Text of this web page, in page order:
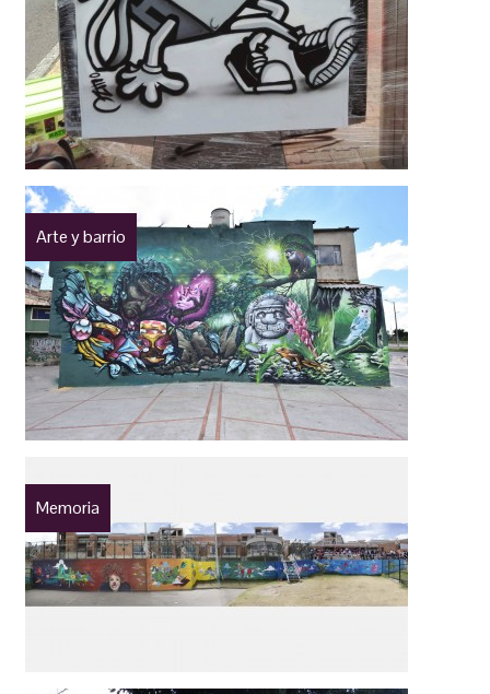
Arte y barrio
Memoria